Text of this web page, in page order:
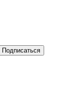
Подписаться